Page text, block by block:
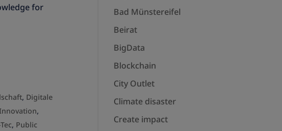
for
, Digitale
,
, Public
Bad Münstereifel
Beirat
BigData
Blockchain
City Outlet
Climate disaster
Create impact